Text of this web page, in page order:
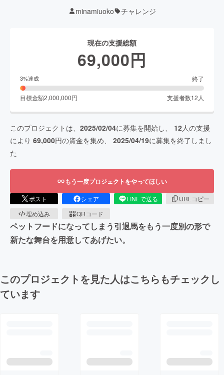
minamiuoko チャレンジ
現在の支援総額
69,000円
3%達成 終了
目標金額2,000,000円 支援者数12 人
このプロジェクトは、 2025/02/04に募集を開始し、 12人の支援
により 69,000円の資金を集め、 2025/04/19に募集を終了しまし
た
もう一度プロジェクトをやってほしい
ポスト シェア LINEで送る
URLコピー
埋め込み
QRコード
ペットフードになってしまう引退馬をもう一度別の形で
新たな舞台を用意してあげたい。
このプロジェクトを見た人はこちらもチェックし
ています